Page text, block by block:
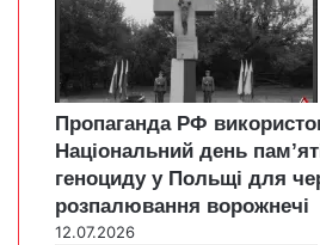
Пропаганда РФ
Національний день
геноциду у Польщі для
розпалювання ворожнечі
12.07.2026